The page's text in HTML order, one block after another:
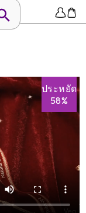
ประหยัด
58%